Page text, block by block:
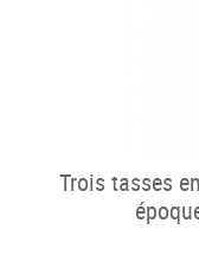
Trois tasses